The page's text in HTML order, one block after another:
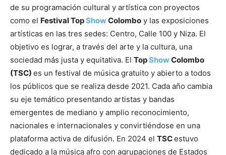
de su programación cultural y artística con proyectos
como el Festival TopShowColombo y las exposiciones
artísticas en las tres sedes: Centro, Calle 100 y Niza. El
objetivo es lograr, a través del arte y la cultura, una
sociedad más justa y equitativa. El TopShowColombo
(TSC) es un festival de música gratuito y abierto a todos
los públicos que se realiza desde 2021. Cada año cambia
su eje temático presentando artistas y bandas
emergentes de mediano y amplio reconocimiento,
nacionales e internacionales y convirtiéndose en una
plataforma activa de difusión. En 2024 el TSCestuvo
dedicado a la música afro con agrupaciones de Estados